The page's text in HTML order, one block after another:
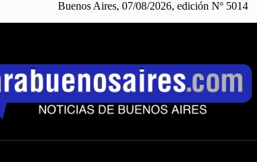
Buenos Aires, 07/08/2026, edición Nº 5014